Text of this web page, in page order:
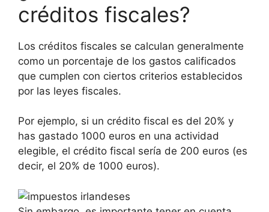
créditos fiscales?
Los créditos fiscales se calculan generalmente
como un porcentaje de los gastos calificados
que cumplen con ciertos criterios establecidos
por las leyes fiscales.
Por ejemplo, si un crédito fiscal es del 20% y
has gastado 1000 euros en una actividad
elegible, el crédito fiscal sería de 200 euros (es
decir, el 20% de 1000 euros).